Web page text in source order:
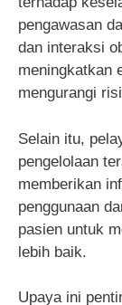
pengawasan
dan interaksi
meningkatkan
mengurangi
Selain itu,
pengelolaan
memberikan
penggunaan
pasien untuk
lebih baik.
Upaya ini